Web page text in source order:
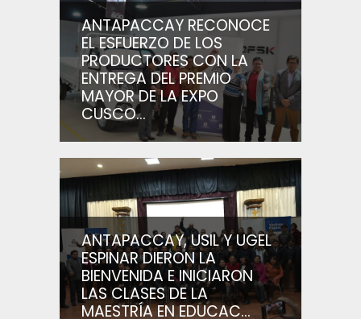
ANTAPACCAY RECONOCE
EL ESFUERZO DE LOS
PRODUCTORES CON LA
ENTREGA DEL PREMIO
MAYOR DE LA EXPO
CUSCO...
ANTAPACCAY, USIL Y UGEL
ESPINAR DIERON LA
BIENVENIDA E INICIARON
LAS CLASES DE LA
MAESTRÍA EN EDUCAC...